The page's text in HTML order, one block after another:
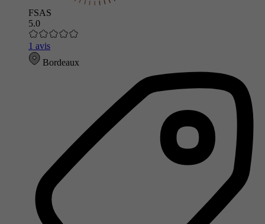
FSAS
5.0
1 avis
Bordeaux